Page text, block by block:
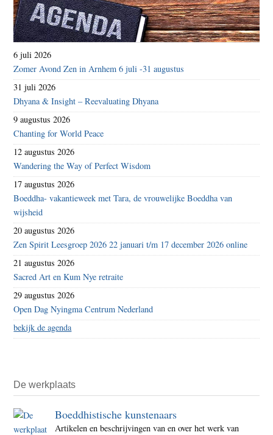
6 juli 2026
Zomer Avond Zen in Arnhem 6 juli -31 augustus
31 juli 2026
Dhyana & Insight – Reevaluating Dhyana
9 augustus 2026
Chanting for World Peace
12 augustus 2026
Wandering the Way of Perfect Wisdom
17 augustus 2026
Boeddha- vakantieweek met Tara, de vrouwelijke Boeddha van
wijsheid
20 augustus 2026
Zen Spirit Leesgroep 2026 22 januari t/m 17 december 2026 online
21 augustus 2026
Sacred Art en Kum Nye retraite
29 augustus 2026
Open Dag Nyingma Centrum Nederland
bekijk de agenda
De werkplaats
Boeddhistische kunstenaars
Artikelen en beschrijvingen van en over het werk van